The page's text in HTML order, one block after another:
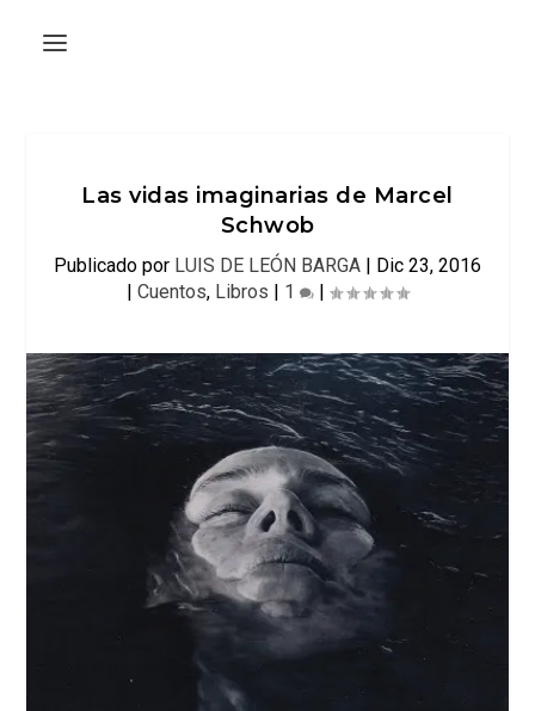
Las vidas imaginarias de Marcel
Schwob
Publicado por LUIS DE LEÓN BARGA | Dic 23, 2016
| Cuentos, Libros | 1 |